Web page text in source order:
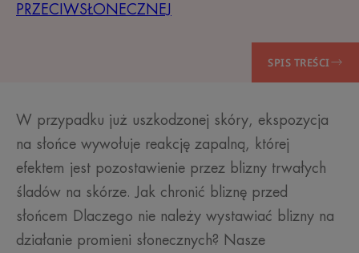
PRZECIWSŁONECZNEJ
SPIS TREŚCI
W przypadku już uszkodzonej skóry, ekspozycja
na słońce wywołuje reakcję zapalną, której
efektem jest pozostawienie przez blizny trwałych
śladów na skórze. Jak chronić bliznę przed
słońcem Dlaczego nie należy wystawiać blizny na
działanie promieni słonecznych? Nasze